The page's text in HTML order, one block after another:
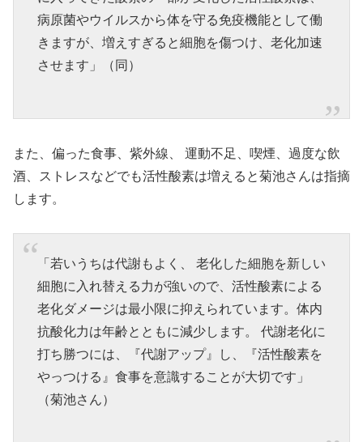
病原菌やウイルスから体を守る免疫機能として働
きますが、増えすぎると細胞を傷つけ、老化加速
させます」（同）
また、偏った食事、紫外線、 運動不足、喫煙、過度な飲
酒、ストレスなどでも活性酸素は増えると菊池さんは指摘
します。
「若いうちは代謝もよく、 老化した細胞を新しい
細胞に入れ替える力が強いので、活性酸素による
老化ダメージは最小限に抑えられています。体内
抗酸化力は年齢とともに減少します。 代謝老化に
打ち勝つには、『代謝アップ』し、『活性酸素を
やっつける』食事を意識することが大切です」
（菊池さん）